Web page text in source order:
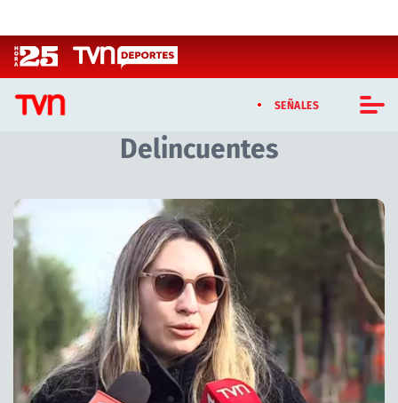
SEÑALES
CASTING MASTERCHEF CHILE
CASTING TVN VERTICAL
TVN VERTICAL
TVN PLAY
PROGRAMAS
TELESERIES
Delincuentes
Artículos relacionados con Delincuentes